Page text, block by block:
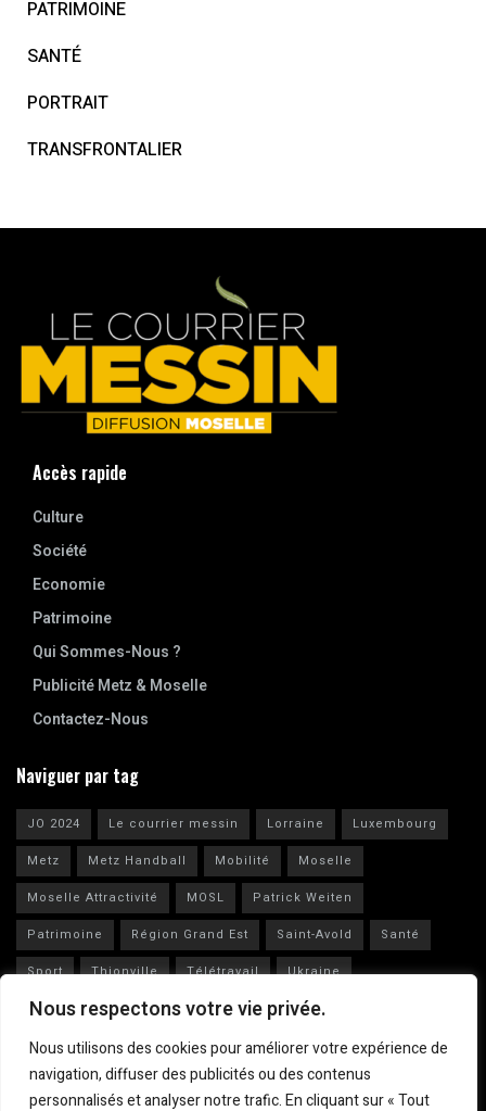
Nous respectons votre vie privée.
Nous utilisons des cookies pour améliorer votre expérience de
navigation, diffuser des publicités ou des contenus
personnalisés et analyser notre trafic. En cliquant sur « Tout
PATRIMOINE
SANTÉ
PORTRAIT
TRANSFRONTALIER
Accès rapide
Culture
Société
Economie
Patrimoine
Qui Sommes-Nous ?
Publicité Metz & Moselle
Contactez-Nous
Naviguer par tag
JO 2024 Le courrier messin Lorraine
Luxembourg
Metz
Metz Handball Mobilité
Moselle
Moselle Attractivité
MOSL
Patrick Weiten
Patrimoine
Région Grand Est Saint-Avold
Santé
Sport
Thionville Télétravail
Ukraine
Vianney Huguenot
Ville de Metz